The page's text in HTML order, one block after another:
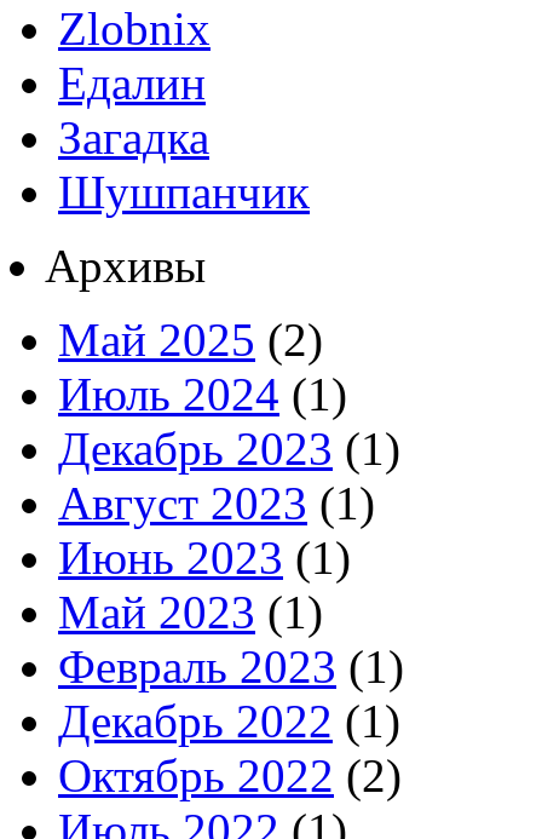
Zlobnix
Едалин
Загадка
Шушпанчик
Архивы
Май 2025 (2)
Июль 2024 (1)
Декабрь 2023 (1)
Август 2023 (1)
Июнь 2023 (1)
Май 2023 (1)
Февраль 2023 (1)
Декабрь 2022 (1)
Октябрь 2022 (2)